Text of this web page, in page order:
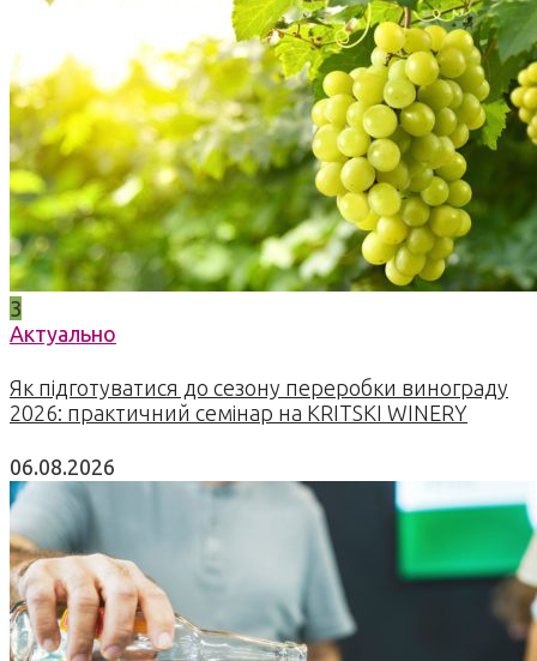
3
Актуально
Як підготуватися до сезону переробки винограду
2026: практичний семінар на KRITSKI WINERY
06.08.2026